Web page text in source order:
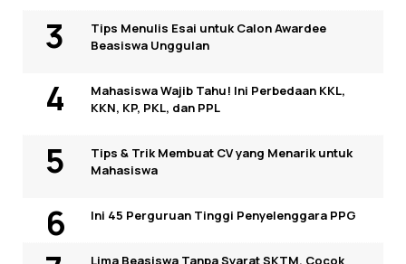
Tips Menulis Esai untuk Calon Awardee
Beasiswa Unggulan
Mahasiswa Wajib Tahu! Ini Perbedaan KKL,
KKN, KP, PKL, dan PPL
Tips & Trik Membuat CV yang Menarik untuk
Mahasiswa
Ini 45 Perguruan Tinggi Penyelenggara PPG
Lima Beasiswa Tanpa Syarat SKTM, Cocok